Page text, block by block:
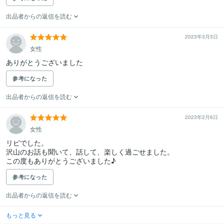
出品者からの返信を読む
2023年3月5日
女性
ありがとうございました
参考になった
出品者からの返信を読む
2023年2月6日
女性
リピでした。
沢山のお話も聞いて、話して、楽しく過ごせました。
この度もありがとうございました♪
参考になった
出品者からの返信を読む
もっと見る